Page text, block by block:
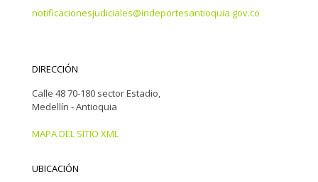
notificacionesjudiciales@indeportesantioquia.gov.co
DIRECCIÓN
Calle 48 70-180 sector Estadio,
Medellín - Antioquia
MAPA DEL SITIO XML
UBICACIÓN